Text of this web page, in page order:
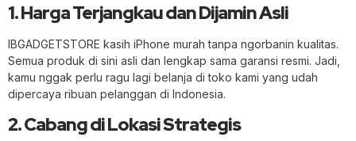
1. Harga Terjangkau dan Dijamin Asli
IBGADGETSTORE kasih iPhone murah tanpa ngorbanin kualitas.
Semua produk di sini asli dan lengkap sama garansi resmi. Jadi,
kamu nggak perlu ragu lagi belanja di toko kami yang udah
dipercaya ribuan pelanggan di Indonesia.
2. Cabang di Lokasi Strategis